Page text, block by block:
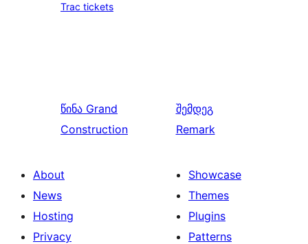
Trac tickets
წინა Grand
Construction
შემდეგ
Remark
About
News
Hosting
Privacy
Showcase
Themes
Plugins
Patterns